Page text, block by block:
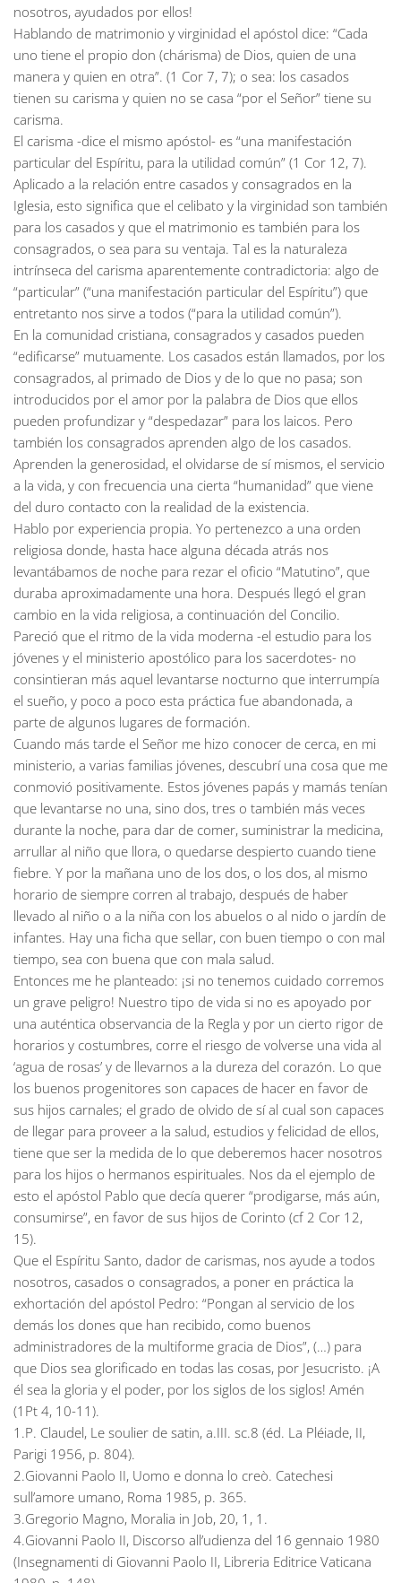
nosotros, ayudados por ellos!
Hablando de matrimonio y virginidad el apóstol dice: “Cada
uno tiene el propio don (chárisma) de Dios, quien de una
manera y quien en otra”. (1 Cor 7, 7); o sea: los casados
tienen su carisma y quien no se casa “por el Señor” tiene su
carisma.
El carisma -dice el mismo apóstol- es “una manifestación
particular del Espíritu, para la utilidad común” (1 Cor 12, 7).
Aplicado a la relación entre casados y consagrados en la
Iglesia, esto significa que el celibato y la virginidad son también
para los casados y que el matrimonio es también para los
consagrados, o sea para su ventaja. Tal es la naturaleza
intrínseca del carisma aparentemente contradictoria: algo de
“particular” (“una manifestación particular del Espíritu”) que
entretanto nos sirve a todos (“para la utilidad común”).
En la comunidad cristiana, consagrados y casados pueden
“edificarse” mutuamente. Los casados están llamados, por los
consagrados, al primado de Dios y de lo que no pasa; son
introducidos por el amor por la palabra de Dios que ellos
pueden profundizar y “despedazar” para los laicos. Pero
también los consagrados aprenden algo de los casados.
Aprenden la generosidad, el olvidarse de sí mismos, el servicio
a la vida, y con frecuencia una cierta “humanidad” que viene
del duro contacto con la realidad de la existencia.
Hablo por experiencia propia. Yo pertenezco a una orden
religiosa donde, hasta hace alguna década atrás nos
levantábamos de noche para rezar el oficio “Matutino”, que
duraba aproximadamente una hora. Después llegó el gran
cambio en la vida religiosa, a continuación del Concilio.
Pareció que el ritmo de la vida moderna -el estudio para los
jóvenes y el ministerio apostólico para los sacerdotes- no
consintieran más aquel levantarse nocturno que interrumpía
el sueño, y poco a poco esta práctica fue abandonada, a
parte de algunos lugares de formación.
Cuando más tarde el Señor me hizo conocer de cerca, en mi
ministerio, a varias familias jóvenes, descubrí una cosa que me
conmovió positivamente. Estos jóvenes papás y mamás tenían
que levantarse no una, sino dos, tres o también más veces
durante la noche, para dar de comer, suministrar la medicina,
arrullar al niño que llora, o quedarse despierto cuando tiene
fiebre. Y por la mañana uno de los dos, o los dos, al mismo
horario de siempre corren al trabajo, después de haber
llevado al niño o a la niña con los abuelos o al nido o jardín de
infantes. Hay una ficha que sellar, con buen tiempo o con mal
tiempo, sea con buena que con mala salud.
Entonces me he planteado: ¡si no tenemos cuidado corremos
un grave peligro! Nuestro tipo de vida si no es apoyado por
una auténtica observancia de la Regla y por un cierto rigor de
horarios y costumbres, corre el riesgo de volverse una vida al
‘agua de rosas’ y de llevarnos a la dureza del corazón. Lo que
los buenos progenitores son capaces de hacer en favor de
sus hijos carnales; el grado de olvido de sí al cual son capaces
de llegar para proveer a la salud, estudios y felicidad de ellos,
tiene que ser la medida de lo que deberemos hacer nosotros
para los hijos o hermanos espirituales. Nos da el ejemplo de
esto el apóstol Pablo que decía querer “prodigarse, más aún,
consumirse”, en favor de sus hijos de Corinto (cf 2 Cor 12,
15).
Que el Espíritu Santo, dador de carismas, nos ayude a todos
nosotros, casados o consagrados, a poner en práctica la
exhortación del apóstol Pedro: “Pongan al servicio de los
demás los dones que han recibido, como buenos
administradores de la multiforme gracia de Dios”, (…) para
que Dios sea glorificado en todas las cosas, por Jesucristo. ¡A
él sea la gloria y el poder, por los siglos de los siglos! Amén
(1Pt 4, 10-11).
1.P. Claudel, Le soulier de satin, a.III. sc.8 (éd. La Pléiade, II,
Parigi 1956, p. 804).
2.Giovanni Paolo II, Uomo e donna lo creò. Catechesi
sull’amore umano, Roma 1985, p. 365.
3.Gregorio Magno, Moralia in Job, 20, 1, 1.
4.Giovanni Paolo II, Discorso all’udienza del 16 gennaio 1980
(Insegnamenti di Giovanni Paolo II, Libreria Editrice Vaticana